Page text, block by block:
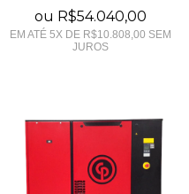
ou R$54.040,00
EM ATÉ 5X DE R$10.808,00 SEM
JUROS